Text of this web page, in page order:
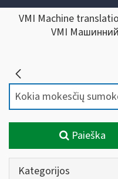
VMI Machine
VMI
Paieška
Kategorijos